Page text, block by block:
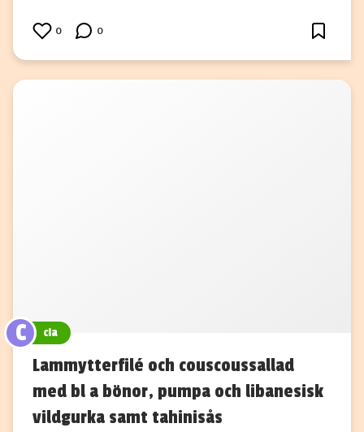
0 0
C cia
Lammytterfilé och couscoussallad
med bl a bönor, pumpa och libanesisk
vildgurka samt tahinisås